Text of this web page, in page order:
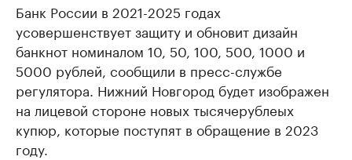
Банк России в 2021-2025 годах
усовершенствует защиту и обновит дизайн
банкнот номиналом 10, 50, 100, 500, 1000 и
5000 рублей, сообщили в пресс-службе
регулятора. Нижний Новгород будет изображен
на лицевой стороне новых тысячерублеых
купюр, которые поступят в обращение в 2023
году.